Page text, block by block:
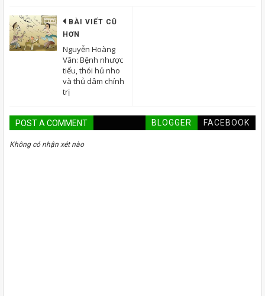
BÀI VIẾT CŨ
HƠN
Nguyễn Hoàng
Văn: Bệnh nhược
tiểu, thói hủ nho
và thủ dâm chính
trị
POST A COMMENT BLOGGER FACEBOOK
Không có nhận xét nào